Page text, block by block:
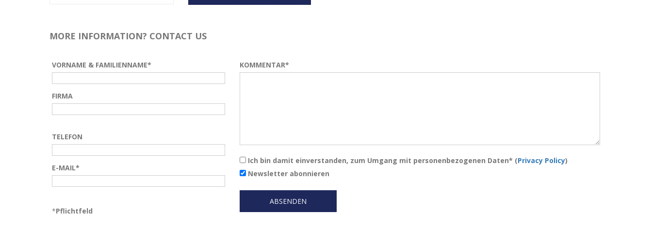
MORE INFORMATION? CONTACT US
VORNAME & FAMILIENNAME*
FIRMA
TELEFON
E-MAIL*
*Pflichtfeld
KOMMENTAR*
Ich bin damit einverstanden, zum Umgang mit personenbezogenen Daten* (Privacy Policy)
Newsletter abonnieren